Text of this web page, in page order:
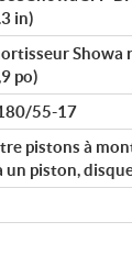
in)
Showa
po)
55-17
pistons à
piston,